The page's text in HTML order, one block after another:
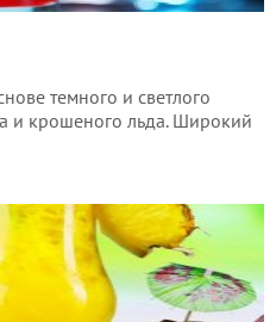
темного и светлого
и крошеного льда. Широкий